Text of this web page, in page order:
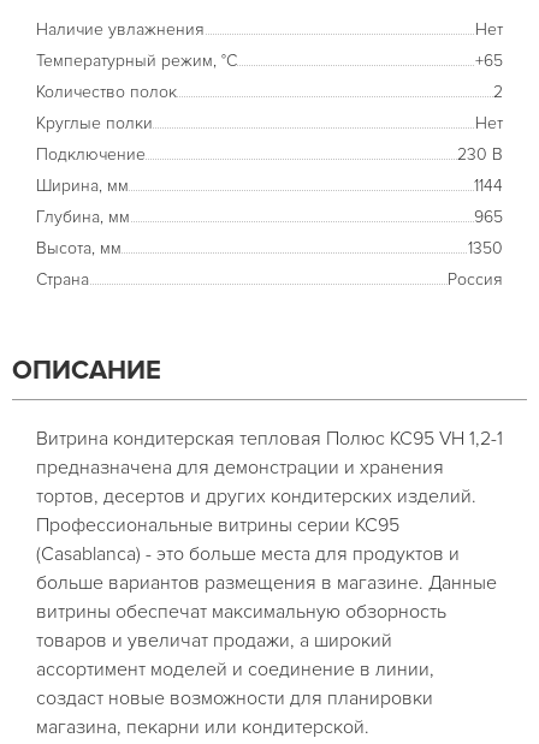
Наличие увлажнения
Нет
Температурный режим, °С
+65
Количество полок
2
Круглые полки
Нет
Подключение
230 В
Ширина, мм
1144
Глубина, мм
965
Высота, мм
1350
Страна
Россия
ОПИСАНИЕ
Витрина кондитерская тепловая Полюс КС95 VH 1,2-1
предназначена для демонстрации и хранения
тортов, десертов и других кондитерских изделий.
Профессиональные витрины серии КС95
(Casablanca) - это больше места для продуктов и
больше вариантов размещения в магазине. Данные
витрины обеспечат максимальную обзорность
товаров и увеличат продажи, а широкий
ассортимент моделей и соединение в линии,
создаст новые возможности для планировки
магазина, пекарни или кондитерской.